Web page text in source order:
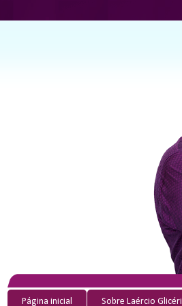
Página inicial Sobre Laércio